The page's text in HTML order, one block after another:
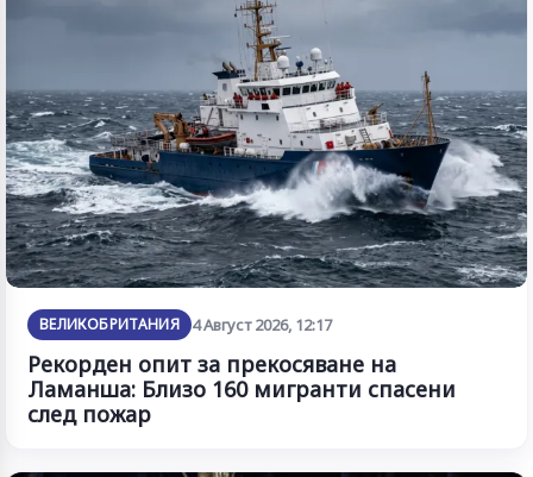
ВЕЛИКОБРИТАНИЯ 4 Август 2026, 12:17
Рекорден опит за прекосяване на
Ламанша: Близо 160 мигранти спасени
след пожар